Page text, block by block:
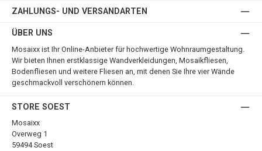
ZAHLUNGS- UND VERSANDARTEN
ÜBER UNS
Mosaixx ist Ihr Online-Anbieter für hochwertige Wohnraumgestaltung.
Wir bieten Ihnen erstklassige Wandverkleidungen, Mosaikfliesen,
Bodenfliesen und weitere Fliesen an, mit denen Sie Ihre vier Wände
geschmackvoll verschönern können.
STORE SOEST
Mosaixx
Overweg 1
59494 Soest